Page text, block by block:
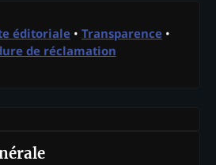
éditoriale • Transparence •
de réclamation